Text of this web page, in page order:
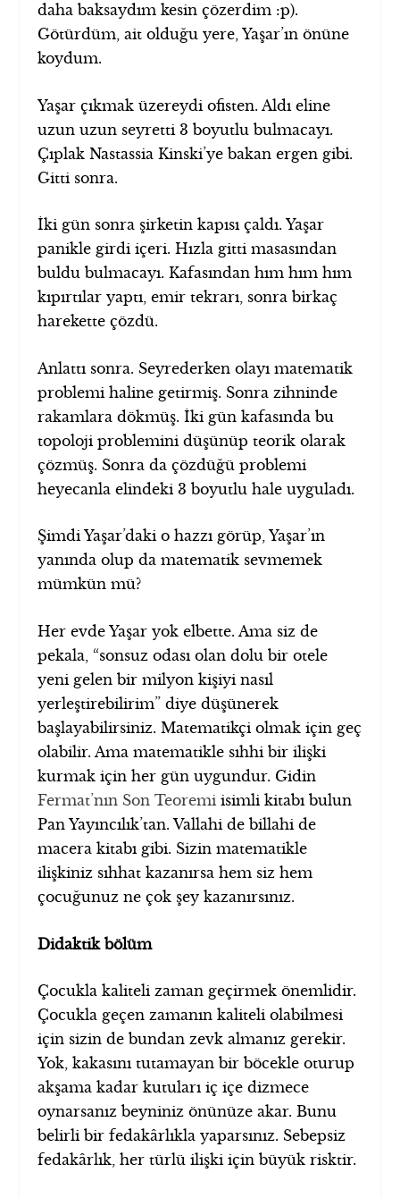
daha baksaydım kesin çözerdim :p).
Götürdüm, ait olduğu yere, Yaşar’ın önüne
koydum.
Yaşar çıkmak üzereydi ofisten. Aldı eline
uzun uzun seyretti 3 boyutlu bulmacayı.
Çıplak Nastassia Kinski’ye bakan ergen gibi.
Gitti sonra.
İki gün sonra şirketin kapısı çaldı. Yaşar
panikle girdi içeri. Hızla gitti masasından
buldu bulmacayı. Kafasından hım hım hım
kıpırtılar yaptı, emir tekrarı, sonra birkaç
harekette çözdü.
Anlattı sonra. Seyrederken olayı matematik
problemi haline getirmiş. Sonra zihninde
rakamlara dökmüş. İki gün kafasında bu
topoloji problemini düşünüp teorik olarak
çözmüş. Sonra da çözdüğü problemi
heyecanla elindeki 3 boyutlu hale uyguladı.
Şimdi Yaşar’daki o hazzı görüp, Yaşar’ın
yanında olup da matematik sevmemek
mümkün mü?
Her evde Yaşar yok elbette. Ama siz de
pekala, “sonsuz odası olan dolu bir otele
yeni gelen bir milyon kişiyi nasıl
yerleştirebilirim” diye düşünerek
başlayabilirsiniz. Matematikçi olmak için geç
olabilir. Ama matematikle sıhhi bir ilişki
kurmak için her gün uygundur. Gidin
Fermat’nın Son Teoremiisimli kitabı bulun
Pan Yayıncılık’tan. Vallahi de billahi de
macera kitabı gibi. Sizin matematikle
ilişkiniz sıhhat kazanırsa hem siz hem
çocuğunuz ne çok şey kazanırsınız.
Didaktik bölüm
Çocukla kaliteli zaman geçirmek önemlidir.
Çocukla geçen zamanın kaliteli olabilmesi
için sizin de bundan zevk almanız gerekir.
Yok, kakasını tutamayan bir böcekle oturup
akşama kadar kutuları iç içe dizmece
oynarsanız beyniniz önünüze akar. Bunu
belirli bir fedakârlıkla yaparsınız. Sebepsiz
fedakârlık, her türlü ilişki için büyük risktir.